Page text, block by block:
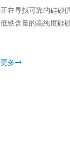
正在寻找可靠的硅砂
低铁含量的高纯度硅砂
更多